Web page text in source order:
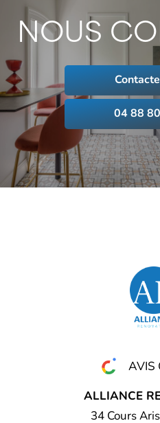
NOUS
04 88
AVIS
ALLIANCE
34 Cours